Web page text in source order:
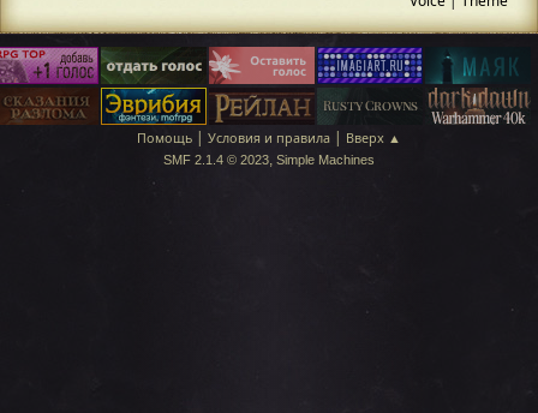
Помощь | Условия и правила | Вверх ▲
SMF 2.1.4 © 2023, Simple Machines